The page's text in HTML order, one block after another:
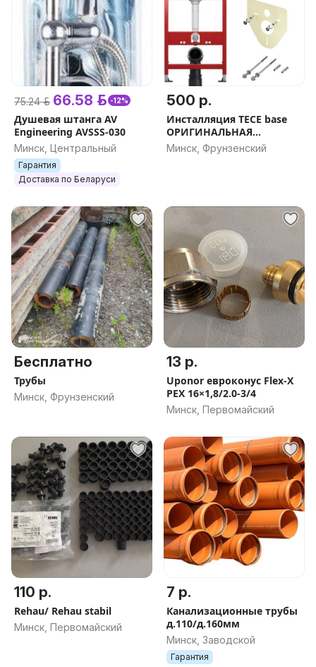
75.24 р. 66.58 р. -12%
Душевая штанга AV
Engineering AVSSS-030
Минск, Центральный
Гарантия
Доставка по Беларуси
500 р.
Инсталляция TECE base
ОРИГИНАЛЬНАЯ
ГЕРМАНИЯ
Минск, Фрунзенский
Бесплатно
Трубы
Минск, Фрунзенский
13 р.
Uponor евроконус Flex-X
PEX 16×1,8/2.0-3/4
Минск, Первомайский
110 р.
Rehau/ Rehau stabil
Минск, Первомайский
7 р.
Канализационные трубы
д.110/д.160мм
Минск, Заводской
Гарантия